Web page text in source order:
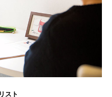
スト